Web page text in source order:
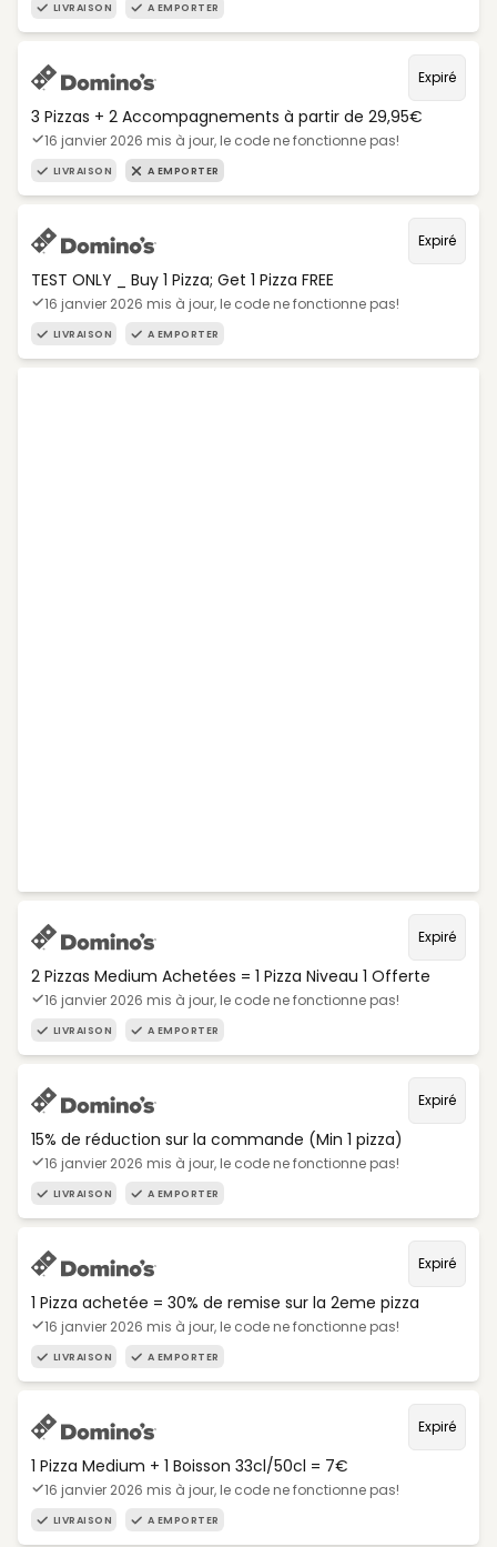
LIVRAISON A EMPORTER
Expiré
3 Pizzas + 2 Accompagnements à partir de 29,95€
16 janvier 2026 mis à jour, le code ne fonctionne pas!
LIVRAISON A EMPORTER
Expiré
TEST ONLY _ Buy 1 Pizza; Get 1 Pizza FREE
16 janvier 2026 mis à jour, le code ne fonctionne pas!
LIVRAISON A EMPORTER
Expiré
2 Pizzas Medium Achetées = 1 Pizza Niveau 1 Offerte
16 janvier 2026 mis à jour, le code ne fonctionne pas!
LIVRAISON A EMPORTER
Expiré
15% de réduction sur la commande (Min 1 pizza)
16 janvier 2026 mis à jour, le code ne fonctionne pas!
LIVRAISON A EMPORTER
Expiré
1 Pizza achetée = 30% de remise sur la 2eme pizza
16 janvier 2026 mis à jour, le code ne fonctionne pas!
LIVRAISON A EMPORTER
Expiré
1 Pizza Medium + 1 Boisson 33cl/50cl = 7€
16 janvier 2026 mis à jour, le code ne fonctionne pas!
LIVRAISON A EMPORTER